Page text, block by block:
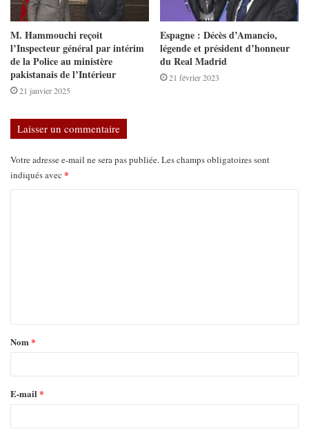
M. Hammouchi reçoit
l’Inspecteur général par intérim
de la Police au ministère
pakistanais de l’Intérieur
21 janvier 2025
Espagne : Décès d’Amancio,
légende et président d’honneur
du Real Madrid
21 février 2023
Laisser un commentaire
Votre adresse e-mail ne sera pas publiée.Les champs obligatoires sont
indiqués avec *
Nom*
E-mail *